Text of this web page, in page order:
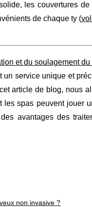
les couvertures
de chaque ty (
et du soulagement du
service unique et
article de blog, nous
spas peuvent jouer
avantages des
non invasive ?